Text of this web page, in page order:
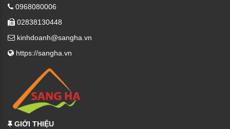
0968080006
02838130448
kinhdoanh@sangha.vn
https://sangha.vn
GIỚI THIỆU